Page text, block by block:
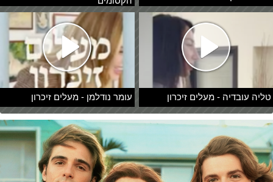
טליה עובדיה - מעלים זיכרון עומר נודלמן - מעלים זיכרון